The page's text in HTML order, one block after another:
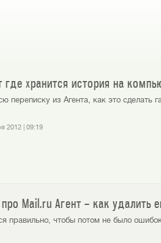
где хранится история на
переписку из Агента, как это сделать
2012| 09:19
Mail.ru Агент – как удалить
правильно, чтобы потом не было